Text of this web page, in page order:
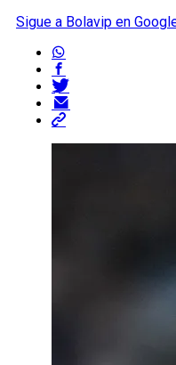
Sigue a Bolavip en